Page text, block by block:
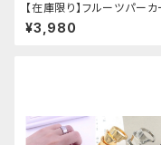
【在庫限り】フルーツパーカ
ルべリ、ブドウ、キウイ、チェ
ぶどう
¥3,980